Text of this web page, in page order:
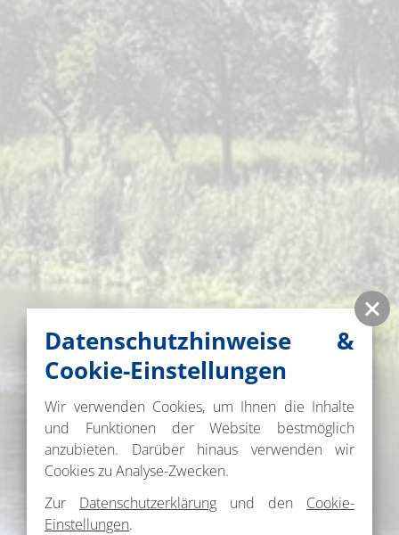
Datenschutzhinweise &
Cookie-Einstellungen
Wir verwenden Cookies, um Ihnen die Inhalte
und Funktionen der Website bestmöglich
anzubieten. Darüber hinaus verwenden wir
Cookies zu Analyse-Zwecken.
Zur Datenschutzerklärung und den Cookie-
Einstellungen.